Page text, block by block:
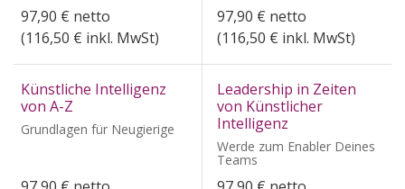
97,90 € netto
(116,50 € inkl. MwSt)
97,90 € netto
(116,50 € inkl. MwSt)
Künstliche Intelligenz
von A-Z
Grundlagen für Neugierige
Leadership in Zeiten
von Künstlicher
Intelligenz
Werde zum Enabler Deines
Teams